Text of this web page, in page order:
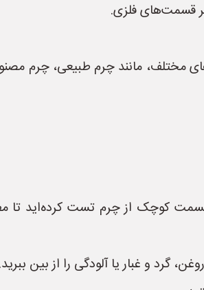
قسمت‌های فلزی.
مانند چرم طبیعی، چرم
کوچک از چرم تست کرده‌اید تا
و غبار یا آلودگی را از بین ببرید.